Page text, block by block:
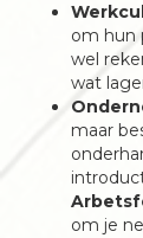
om hun
wel
wat
maar
om je